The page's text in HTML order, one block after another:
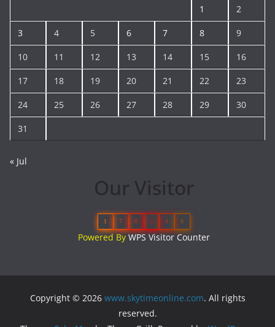
1 2
3 4 5 6 7 8 9
10 11 12 13 14 15 16
17 18 19 20 21 22 23
24 25 26 27 28 29 30
31
« Jul
Our Visitor
1 7 0 2 4 6
Powered ByWPS Visitor Counter
Copyright © 2026 www.skytimeonline.com. All rights
reserved.